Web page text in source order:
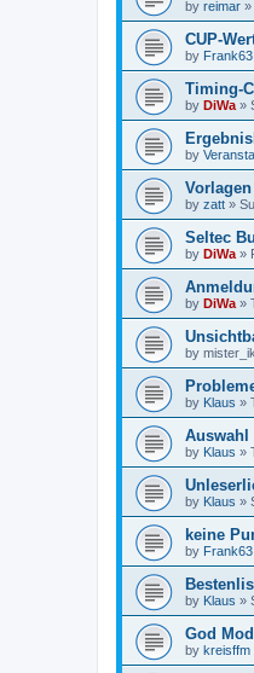
by reimar »
CUP-
by Frank63
Timing-
by DiWa »
by
by zatt »
Seltec
by DiWa »
by DiWa »
by
by Klaus »
Auswahl
by Klaus »
by Klaus »
keine
by Frank63
by Klaus »
God
by kreisffm